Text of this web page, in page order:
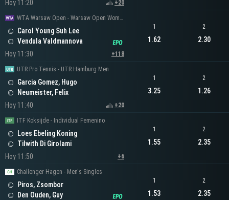
Hoy 11:20
+20
WTA Warsaw Open - Warsaw Open Women's Singles
Carol Young Suh Lee
Vendula Valdmannova
Hoy 11:30
+118
1
1.62
2
2.30
UTR Pro Tennis - UTR Hamburg Men
Garcia Gomez, Hugo
Neumeister, Felix
Hoy 11:40
+20
1
3.25
2
1.26
ITF Koksijde - Individual Femenino
Loes Ebeling Koning
Tilwith Di Girolami
Hoy 11:50
+6
1
1.55
2
2.35
Challenger Hagen - Men's Singles
Piros, Zsombor
Den Ouden, Guy
1
1.53
2
2.35